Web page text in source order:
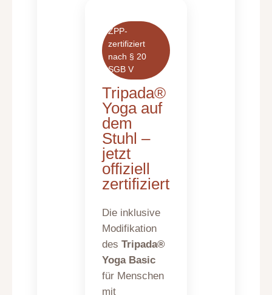
ZPP-
zertifiziert
nach § 20
SGB V
Tripada®
Yoga auf
dem
Stuhl –
jetzt
offiziell
zertifiziert
Die inklusive
Modifikation
des Tripada®
Yoga Basic
für Menschen
mit